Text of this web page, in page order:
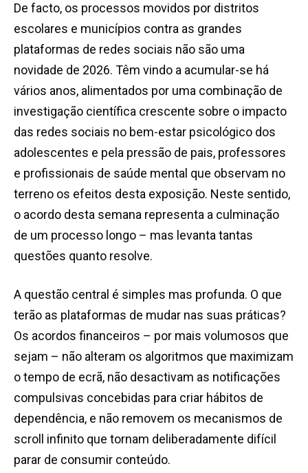
De facto, os processos movidos por distritos
escolares e municípios contra as grandes
plataformas de redes sociais não são uma
novidade de 2026. Têm vindo a acumular-se há
vários anos, alimentados por uma combinação de
investigação científica crescente sobre o impacto
das redes sociais no bem-estar psicológico dos
adolescentes e pela pressão de pais, professores
e profissionais de saúde mental que observam no
terreno os efeitos desta exposição. Neste sentido,
o acordo desta semana representa a culminação
de um processo longo – mas levanta tantas
questões quanto resolve.
A questão central é simples mas profunda. O que
terão as plataformas de mudar nas suas práticas?
Os acordos financeiros – por mais volumosos que
sejam – não alteram os algoritmos que maximizam
o tempo de ecrã, não desactivam as notificações
compulsivas concebidas para criar hábitos de
dependência, e não removem os mecanismos de
scroll infinito que tornam deliberadamente difícil
parar de consumir conteúdo.